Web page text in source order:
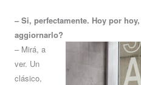
– Si, perfectamente. Hoy por
aggiornarlo?
– Mirá, a
ver. Un
clásico,